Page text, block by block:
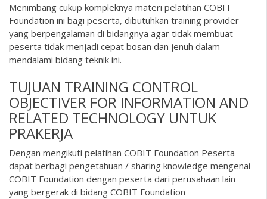
Menimbang cukup kompleknya materi pelatihan COBIT
Foundation ini bagi peserta, dibutuhkan training provider
yang berpengalaman di bidangnya agar tidak membuat
peserta tidak menjadi cepat bosan dan jenuh dalam
mendalami bidang teknik ini.
TUJUAN TRAINING CONTROL
OBJECTIVER FOR INFORMATION AND
RELATED TECHNOLOGY UNTUK
PRAKERJA
Dengan mengikuti pelatihan COBIT Foundation Peserta
dapat berbagi pengetahuan / sharing knowledge mengenai
COBIT Foundation dengan peserta dari perusahaan lain
yang bergerak di bidang COBIT Foundation